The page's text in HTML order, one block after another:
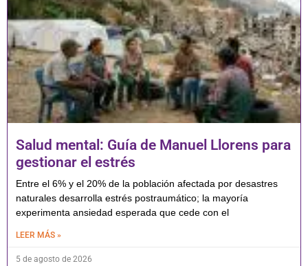
Salud mental: Guía de Manuel Llorens para
gestionar el estrés
Entre el 6% y el 20% de la población afectada por desastres
naturales desarrolla estrés postraumático; la mayoría
experimenta ansiedad esperada que cede con el
LEER MÁS »
5 de agosto de 2026